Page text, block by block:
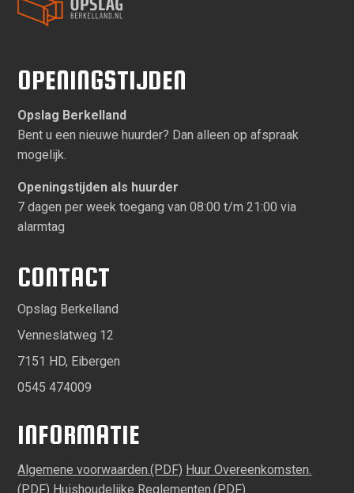
OPENINGSTIJDEN
Opslag Berkelland
Bent u een nieuwe huurder? Dan alleen op afspraak
mogelijk.
Openingstijden als huurder
7 dagen per week toegang van 08:00 t/m 21:00 via
alarmtag
CONTACT
Opslag Berkelland
Venneslatweg 12
7151 HD, Eibergen
0545 474009
INFORMATIE
Algemene voorwaarden
Huur Overeenkomsten
Huishoudelijke Reglementen